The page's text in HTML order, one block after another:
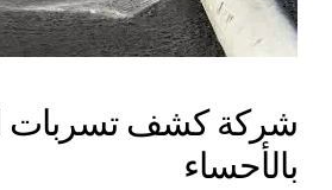
شركة كشف تسربات
بالأحساء